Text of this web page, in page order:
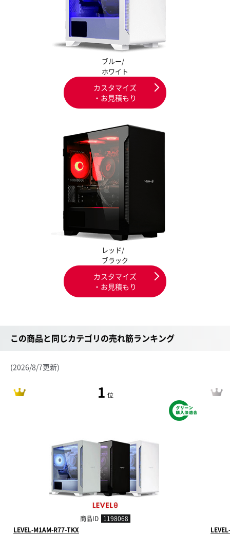
ブルー/
ホワイト
カスタマイズ
・お見積もり
レッド/
ブラック
カスタマイズ
・お見積もり
この商品と同じカテゴリの売れ筋ランキング
(2026/8/7更新)
1 位
商品ID 1198068
LEVEL-M1AM-R77-TKX